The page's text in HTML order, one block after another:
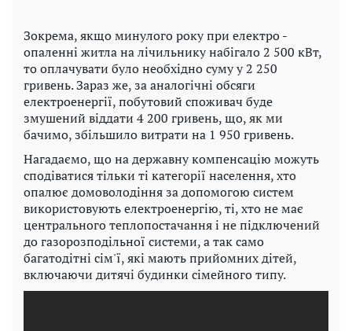
Зокрема, якщо минулого року при електро -
опаленні житла на лічильнику набігало 2 500 кВт,
то оплачувати було необхідно суму у 2 250
гривень. Зараз же, за аналогічні обсяги
електроенергії, побутовий споживач буде
змушений віддати 4 200 гривень, що, як ми
бачимо, збільшило витрати на 1 950 гривень.
Нагадаємо, що на державну компенсацію можуть
сподіватися тільки ті категорії населення, хто
опалює домоволодіння за допомогою систем
використовують електроенергію, ті, хто не має
центрального теплопостачання і не підключений
до газорозподільної системи, а так само
багатодітні сім'ї, які мають прийомних дітей,
включаючи дитячі будинки сімейного типу.